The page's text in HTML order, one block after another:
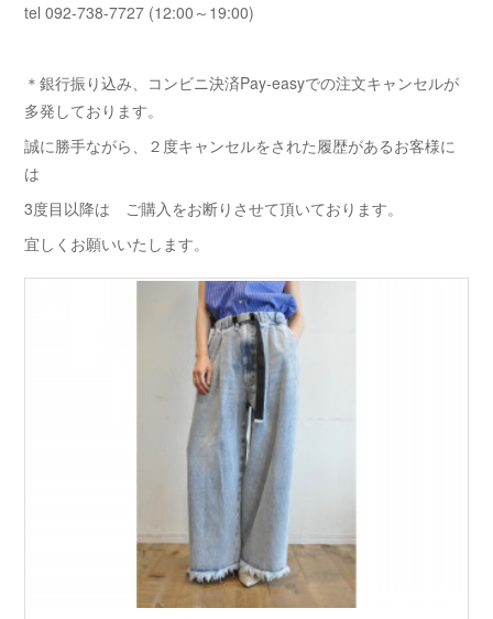
tel 092-738-7727 (12:00～19:00)
＊銀行振り込み、コンビニ決済Pay-easyでの注文キャンセルが
多発しております。
誠に勝手ながら、２度キャンセルをされた履歴があるお客様に
は
3度目以降は ご購入をお断りさせて頂いております。
宜しくお願いいたします。